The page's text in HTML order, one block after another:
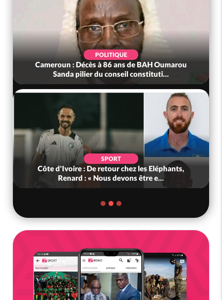
POLITIQUE
Cameroun : Décès à 86 ans de BAH Oumarou
Sanda pilier du conseil constituti...
SPORT
Côte d'Ivoire : De retour chez les Eléphants,
Renard : « Nous devons être e...